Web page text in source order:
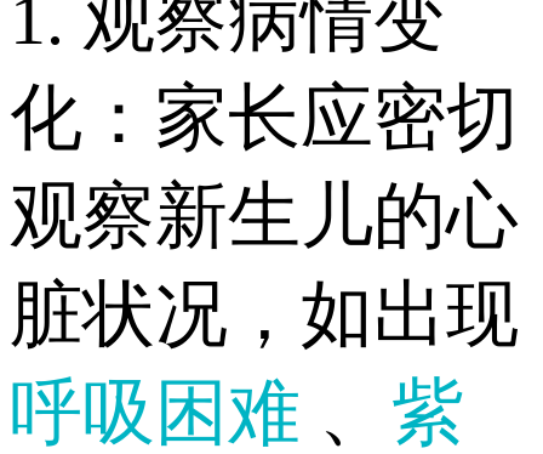
1. 观察病情变
化：家长应密切
观察新生儿的心
脏状况，如出现
呼吸困难 、 紫